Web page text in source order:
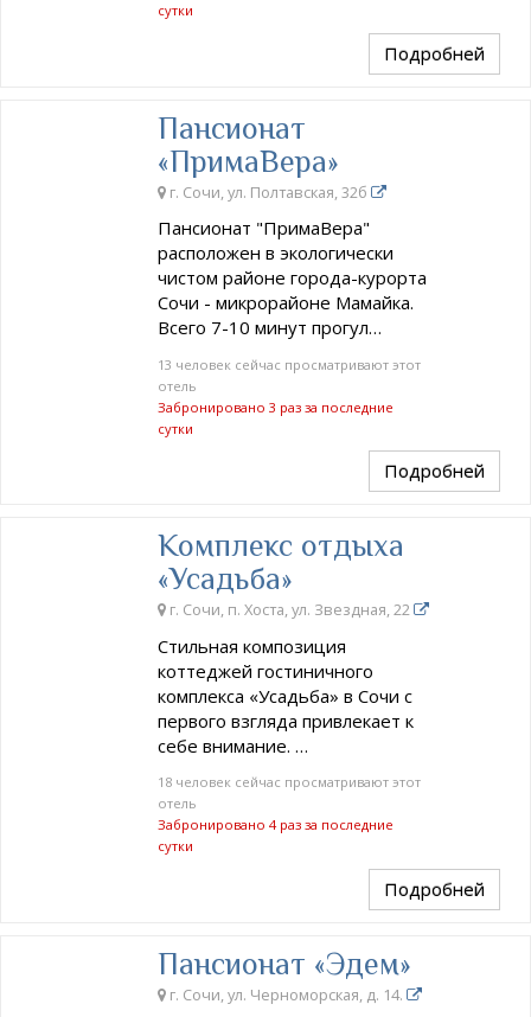
сутки
Подробней
Пансионат
«ПримаВера»
г. Сочи, ул. Полтавская, 32б
Пансионат "ПримаВера"
расположен в экологически
чистом районе города-курорта
Сочи - микрорайоне Мамайка.
Всего 7-10 минут прогул…
13 человек сейчас просматривают этот
отель
Забронировано 3 раз за последние
сутки
Подробней
Комплекс отдыха
«Усадьба»
г. Сочи, п. Хоста, ул. Звездная, 22
Стильная композиция
коттеджей гостиничного
комплекса «Усадьба» в Сочи с
первого взгляда привлекает к
себе внимание. …
18 человек сейчас просматривают этот
отель
Забронировано 4 раз за последние
сутки
Подробней
Пансионат «Эдем»
г. Сочи, ул. Черноморская, д. 14.